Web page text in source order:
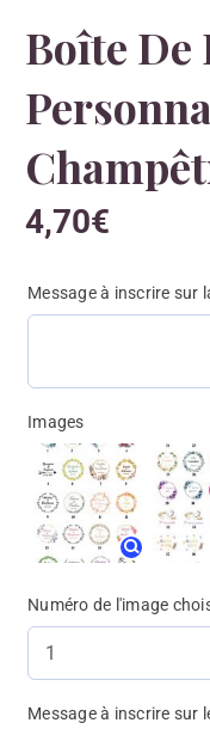
Boîte
4,70€
Message à inscrire sur
Images
Numéro de l'image
Message à inscrire sur